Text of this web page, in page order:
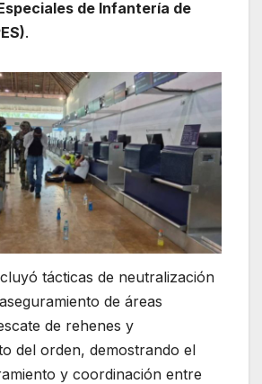
de Infantería de
.
tácticas de neutralización
de áreas
de rehenes y
del orden, demostrando el
y coordinación entre